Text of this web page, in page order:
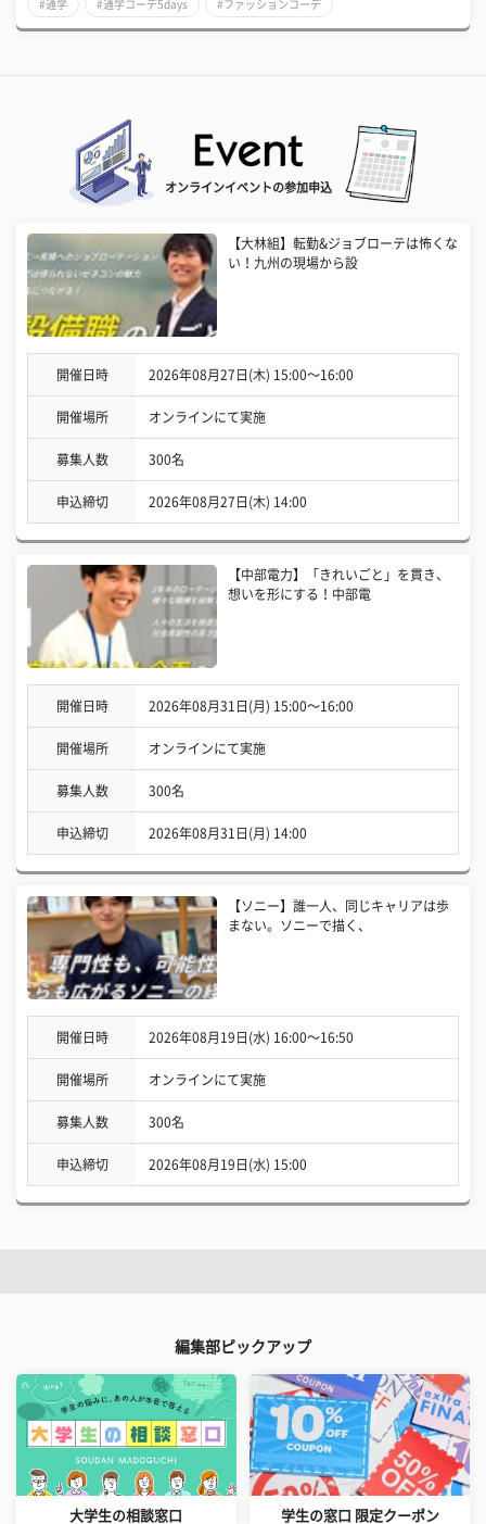
#通学 #通学コーデ5days #ファッションコーデ
オンラインイベントの参加申込
【大林組】転勤&ジョブローテは怖くな
い！九州の現場から設
開催日時 2026年08月27日(木) 15:00〜16:00
開催場所 オンラインにて実施
募集人数 300名
申込締切 2026年08月27日(木) 14:00
【中部電力】「きれいごと」を貫き、
想いを形にする！中部電
開催日時 2026年08月31日(月) 15:00〜16:00
開催場所 オンラインにて実施
募集人数 300名
申込締切 2026年08月31日(月) 14:00
【ソニー】誰一人、同じキャリアは歩
まない。ソニーで描く、
開催日時 2026年08月19日(水) 16:00〜16:50
開催場所 オンラインにて実施
募集人数 300名
申込締切 2026年08月19日(水) 15:00
編集部ピックアップ
大学生の相談窓口 学生の窓口 限定クーポン